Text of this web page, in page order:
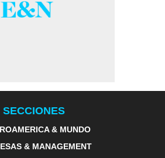
SECCIONES
& MUNDO
& MANAGEMENT